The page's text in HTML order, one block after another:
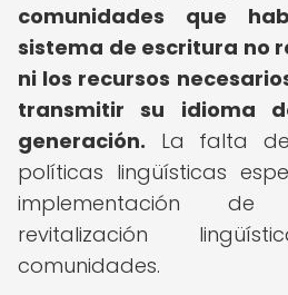
comunidades que
sistema de escritura no
ni los recursos
transmitir su idioma
generación. La falta
políticas lingüísticas
implementación
revitalización
comunidades.